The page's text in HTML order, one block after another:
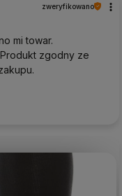
zweryfikowano
mi towar.
zgodny ze